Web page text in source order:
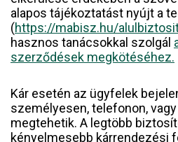
alapos tájékoztatást nyújt a
(https://mabisz.hu/
hasznos tanácsokkal szolgál
szerződések megkötéséhez.
Kár esetén az ügyfelek
személyesen, telefonon,
megtehetik. A legtöbb
kényelmesebb kárrendezési